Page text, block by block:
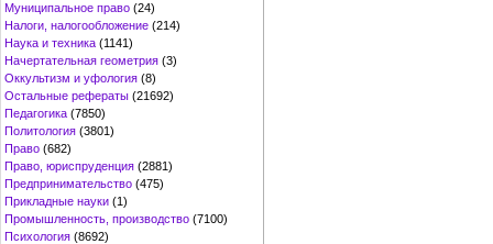
Муниципальное право (24)
Налоги, налогообложение (214)
Наука и техника (1141)
Начертательная геометрия (3)
Оккультизм и уфология (8)
Остальные рефераты (21692)
Педагогика (7850)
Политология (3801)
Право (682)
Право, юриспруденция (2881)
Предпринимательство (475)
Прикладные науки (1)
Промышленность, производство (7100)
Психология (8692)